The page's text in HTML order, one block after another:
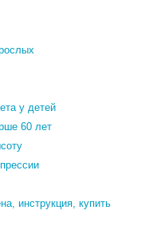
у детей
60 лет
инструкция, купить